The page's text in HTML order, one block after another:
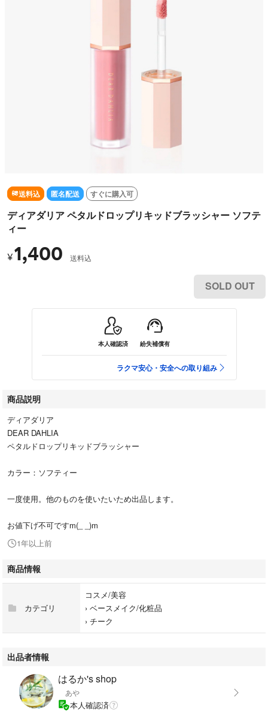
送料込 匿名配送 すぐに購入可
ディアダリア ペタルドロップリキッドブラッシャー ソフテ
ィー
¥1,400 送料込
SOLD OUT
本人確認済 紛失補償有
ラクマ安心・安全への取り組み
商品説明
ディアダリア
DEAR DAHLIA
ペタルドロップリキッドブラッシャー
カラー：ソフティー
一度使用。他のものを使いたいため出品します。
お値下げ不可ですm(_ _)m
1年以上前
商品情報
カテゴリ
コスメ/美容
› ベースメイク/化粧品
› チーク
出品者情報
はるか's shop
あや
本人確認済